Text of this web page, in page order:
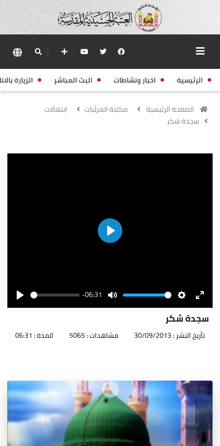
الرئيسية اخبار ونشاطات البث المباشر الزيارة
الصفحة الرئيسية مكتبة المرئيات
ابتهالات
سجدة شكر
Play
Play
Seek -06:31
Mute
Volume
SettingsEnter
سجدة شكر
تأريخ النشر : 30/09/2013 مشاهدات : 5065 المدة : 06:31